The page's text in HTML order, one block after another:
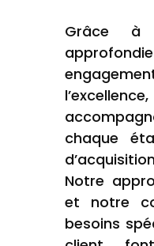
Grâce à
chaque
Notre
et notre
besoins